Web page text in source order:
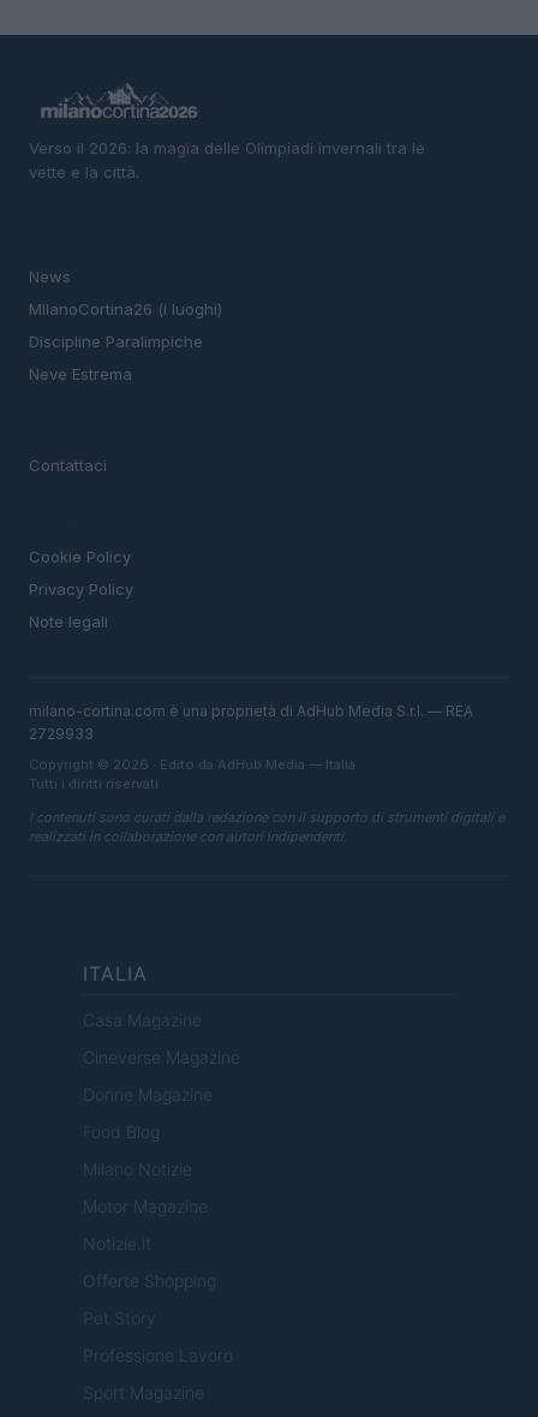
Verso il 2026: la magia delle Olimpiadi invernali tra le
vette e la città.
News
MIlanoCortina26 (i luoghi)
Discipline Paralimpiche
Neve Estrema
Contattaci
Cookie Policy
Privacy Policy
Note legali
milano-cortina.com è una proprietà di AdHub Media S.r.l. — REA
2729933
Copyright © 2026 · Edito da AdHub Media — Italia
Tutti i diritti riservati
I contenuti sono curati dalla redazione con il supporto di strumenti digitali e
realizzati in collaborazione con autori indipendenti.
ITALIA
Casa Magazine
Cineverse Magazine
Donne Magazine
Food Blog
Milano Notizie
Motor Magazine
Notizie.it
Offerte Shopping
Pet Story
Professione Lavoro
Sport Magazine